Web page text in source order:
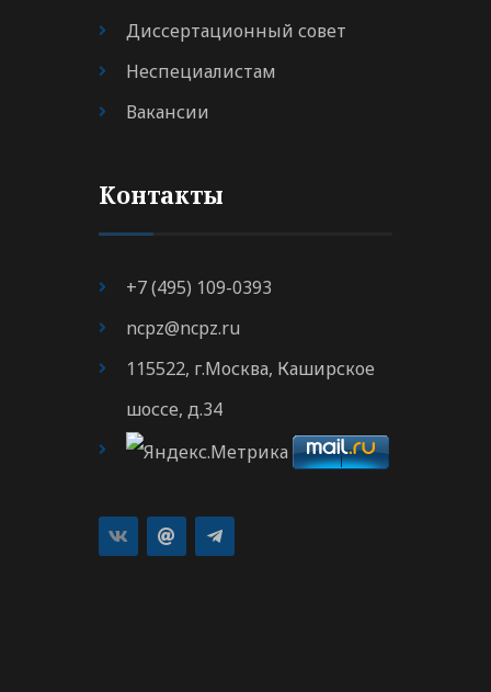
Диссертационный совет
Неспециалистам
Вакансии
Контакты
+7 (495) 109-0393
ncpz@ncpz.ru
115522, г.Москва, Каширское
шоссе, д.34